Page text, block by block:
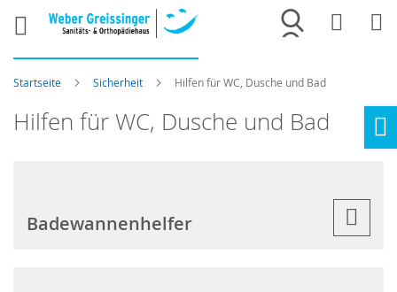
Merkliste
Startseite Sicherheit Hilfen für WC, Dusche und Bad
Hilfen für WC, Dusche und Bad
Badewannenhelfer